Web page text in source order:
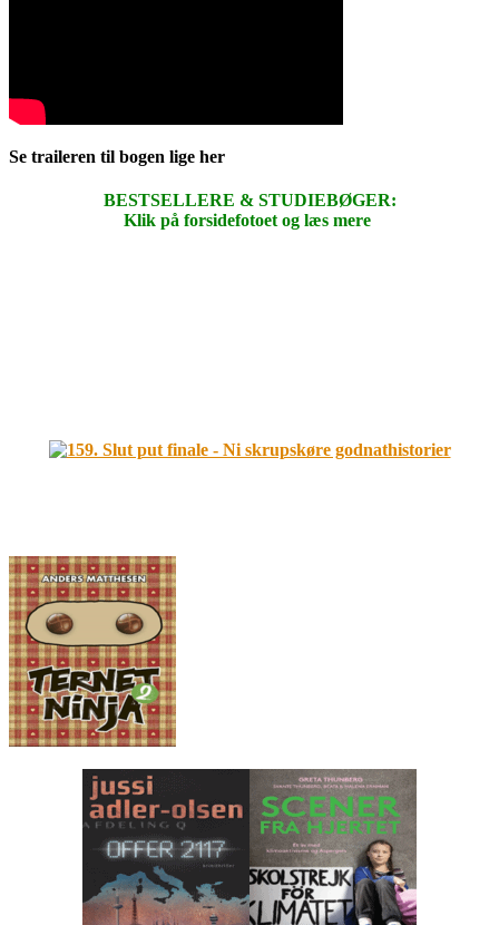
Se traileren til bogen lige her
BESTSELLERE & STUDIEBØGER:
Klik på forsidefotoet og læs mere